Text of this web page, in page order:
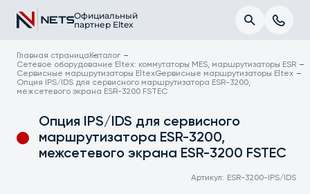
Официальный
партнер Eltex
Главная страница Каталог
Сетевое оборудование Eltex: коммутаторы MES, маршрутизаторы ESR
Сервисные маршрутизаторы EltexСервисные маршрутизаторы Eltex
Опция IPS/IDS для сервисного маршрутизатора ESR-3200,
межсетевого экрана ESR-3200 FSTEC
Опция IPS/IDS для сервисного
маршрутизатора ESR-3200,
межсетевого экрана ESR-3200 FSTEC
Артикул: ESR-3200-IPS/IDS